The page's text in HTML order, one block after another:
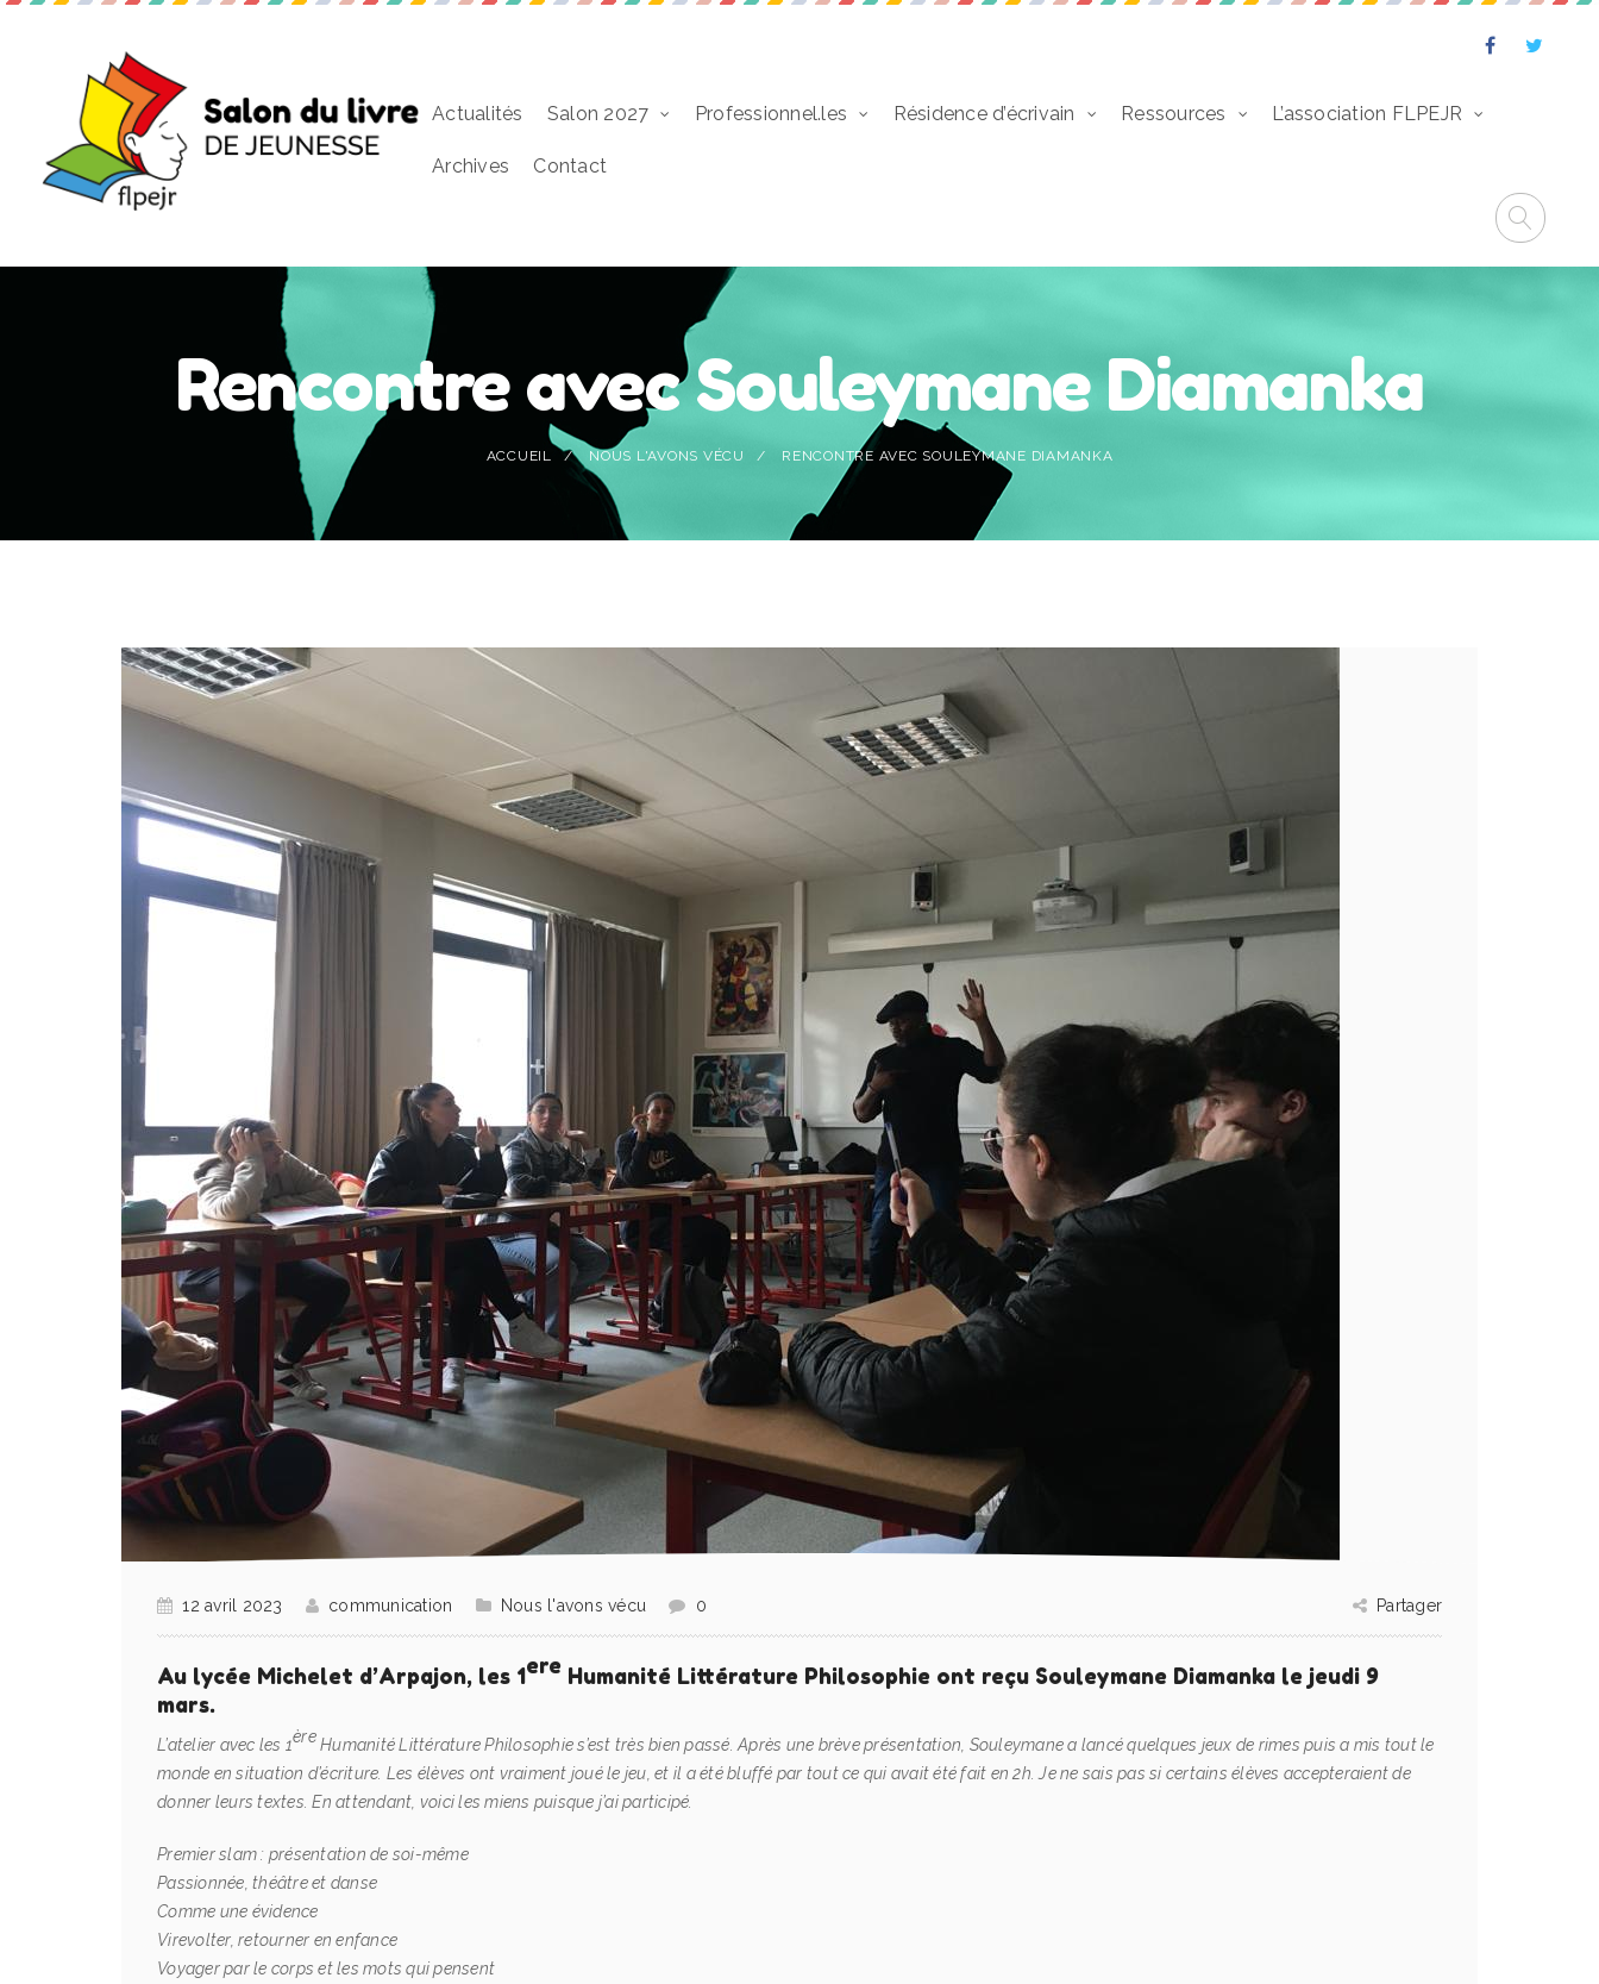
Actualités Salon 2027 Professionnel.les Résidence d’écrivain Ressources L’association FLPEJR
Archives Contact
Rencontre avec Souleymane Diamanka
ACCUEIL NOUS L'AVONS VÉCU RENCONTRE AVEC SOULEYMANE DIAMANKA
12 avril 2023 communication Nous l'avons vécu 0 Partager
Au lycée Michelet d’Arpajon, les 1ère Humanité Littérature Philosophie ont reçu Souleymane Diamanka le jeudi 9
mars.
L’atelier avec les 1ère Humanité Littérature Philosophie s’est très bien passé. Après une brève présentation, Souleymane a lancé quelques jeux de rimes puis a mis tout le
monde en situation d’écriture. Les élèves ont vraiment joué le jeu, et il a été bluffé par tout ce qui avait été fait en 2h. Je ne sais pas si certains élèves accepteraient de
donner leurs textes. En attendant, voici les miens puisque j’ai participé.
Premier slam : présentation de soi-même
Passionnée, théâtre et danse
Comme une évidence
Virevolter, retourner en enfance
Voyager par le corps et les mots qui pensent